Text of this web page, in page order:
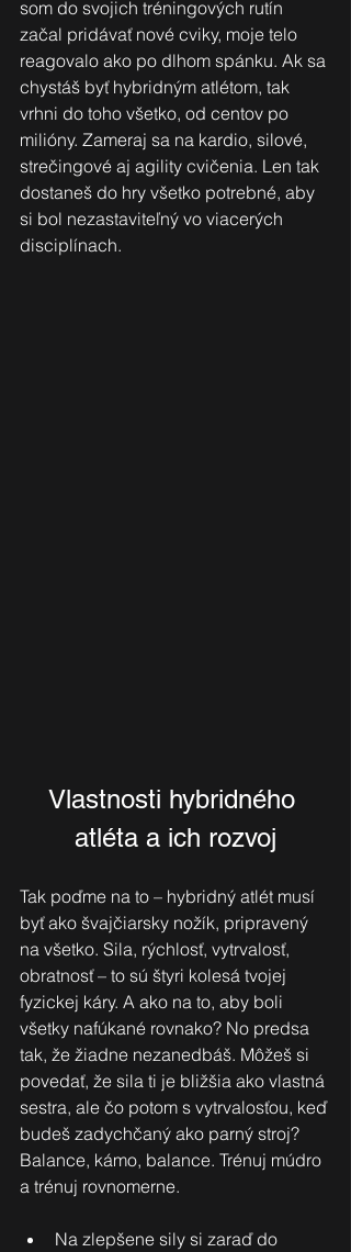
som do svojich tréningových rutín
začal pridávať nové cviky, moje telo
reagovalo ako po dlhom spánku. Ak sa
chystáš byť hybridným atlétom, tak
vrhni do toho všetko, od centov po
milióny. Zameraj sa na kardio, silové,
strečingové aj agility cvičenia. Len tak
dostaneš do hry všetko potrebné, aby
si bol nezastaviteľný vo viacerých
disciplínach.
Vlastnosti hybridného
atléta a ich rozvoj
Tak poďme na to – hybridný atlét musí
byť ako švajčiarsky nožík, pripravený
na všetko. Sila, rýchlosť, vytrvalosť,
obratnosť – to sú štyri kolesá tvojej
fyzickej káry. A ako na to, aby boli
všetky nafúkané rovnako? No predsa
tak, že žiadne nezanedbáš. Môžeš si
povedať, že sila ti je bližšia ako vlastná
sestra, ale čo potom s vytrvalosťou, keď
budeš zadychčaný ako parný stroj?
Balance, kámo, balance. Trénuj múdro
a trénuj rovnomerne.
Na zlepšene sily si zaraď do